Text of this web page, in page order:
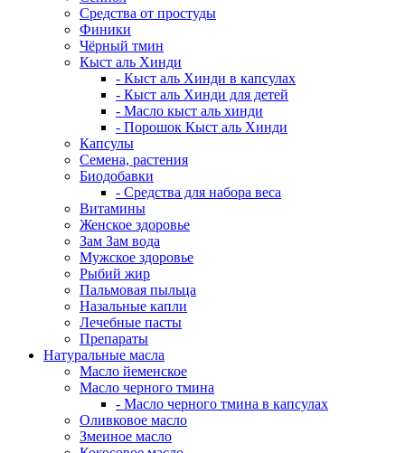
Средства от простуды
Финики
Чёрный тмин
Кыст аль Хинди
- Кыст аль Хинди в капсулах
- Кыст аль Хинди для детей
- Масло кыст аль хинди
- Порошок Кыст аль Хинди
Капсулы
Семена, растения
Биодобавки
- Средства для набора веса
Витамины
Женское здоровье
Зам Зам вода
Мужское здоровье
Рыбий жир
Пальмовая пыльца
Назальные капли
Лечебные пасты
Препараты
Натуральные масла
Масло йеменское
Масло черного тмина
- Масло черного тмина в капсулах
Оливковое масло
Змеиное масло